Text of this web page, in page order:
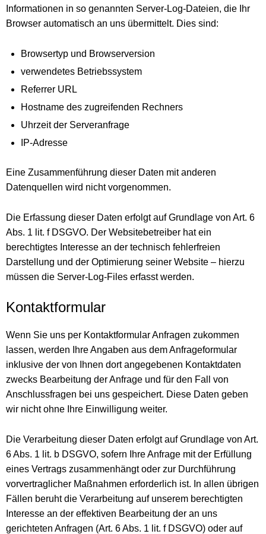
Informationen in so genannten Server-Log-Dateien, die Ihr
Browser automatisch an uns übermittelt. Dies sind:
Browsertyp und Browserversion
verwendetes Betriebssystem
Referrer URL
Hostname des zugreifenden Rechners
Uhrzeit der Serveranfrage
IP-Adresse
Eine Zusammenführung dieser Daten mit anderen
Datenquellen wird nicht vorgenommen.
Die Erfassung dieser Daten erfolgt auf Grundlage von Art. 6
Abs. 1 lit. f DSGVO. Der Websitebetreiber hat ein
berechtigtes Interesse an der technisch fehlerfreien
Darstellung und der Optimierung seiner Website – hierzu
müssen die Server-Log-Files erfasst werden.
Kontaktformular
Wenn Sie uns per Kontaktformular Anfragen zukommen
lassen, werden Ihre Angaben aus dem Anfrageformular
inklusive der von Ihnen dort angegebenen Kontaktdaten
zwecks Bearbeitung der Anfrage und für den Fall von
Anschlussfragen bei uns gespeichert. Diese Daten geben
wir nicht ohne Ihre Einwilligung weiter.
Die Verarbeitung dieser Daten erfolgt auf Grundlage von Art.
6 Abs. 1 lit. b DSGVO, sofern Ihre Anfrage mit der Erfüllung
eines Vertrags zusammenhängt oder zur Durchführung
vorvertraglicher Maßnahmen erforderlich ist. In allen übrigen
Fällen beruht die Verarbeitung auf unserem berechtigten
Interesse an der effektiven Bearbeitung der an uns
gerichteten Anfragen (Art. 6 Abs. 1 lit. f DSGVO) oder auf